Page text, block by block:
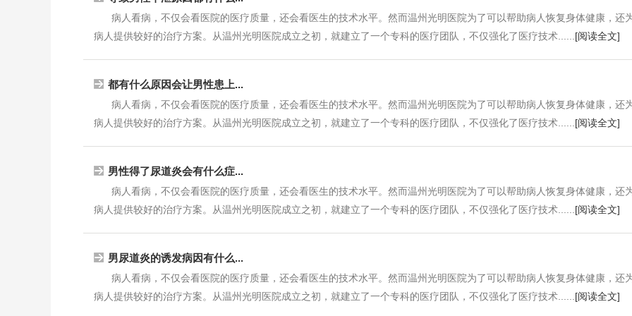
病人看病，不仅会看医院的医疗质量，还会看医生的技术水平。然而温州光明医院为了可以帮助病人恢复身体健康，还
病人提供较好的治疗方案。从温州光明医院成立之初，就建立了一个专科的医疗团队，不仅强化了医疗技术...... [阅读全文]
都有什么原因会让男性患上...
病人看病，不仅会看医院的医疗质量，还会看医生的技术水平。然而温州光明医院为了可以帮助病人恢复身体健康，还
病人提供较好的治疗方案。从温州光明医院成立之初，就建立了一个专科的医疗团队，不仅强化了医疗技术...... [阅读全文]
男性得了尿道炎会有什么症...
病人看病，不仅会看医院的医疗质量，还会看医生的技术水平。然而温州光明医院为了可以帮助病人恢复身体健康，还
病人提供较好的治疗方案。从温州光明医院成立之初，就建立了一个专科的医疗团队，不仅强化了医疗技术...... [阅读全文]
男尿道炎的诱发病因有什么...
病人看病，不仅会看医院的医疗质量，还会看医生的技术水平。然而温州光明医院为了可以帮助病人恢复身体健康，还
病人提供较好的治疗方案。从温州光明医院成立之初，就建立了一个专科的医疗团队，不仅强化了医疗技术...... [阅读全文]